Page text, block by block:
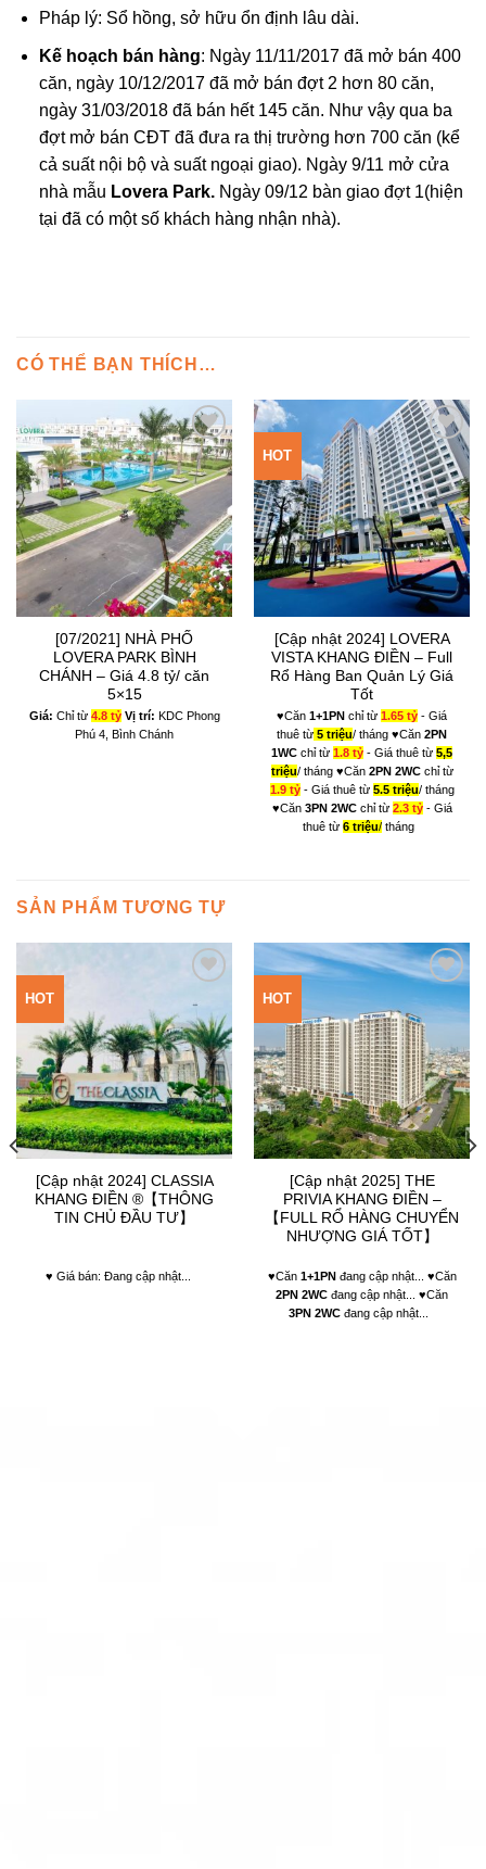
Pháp lý: Sổ hồng, sở hữu ổn định lâu dài.
Kế hoạch bán hàng: Ngày 11/11/2017 đã mở bán 400
căn, ngày 10/12/2017 đã mở bán đợt 2 hơn 80 căn,
ngày 31/03/2018 đã bán hết 145 căn. Như vậy qua ba
đợt mở bán CĐT đã đưa ra thị trường hơn 700 căn (kể
cả suất nội bộ và suất ngoại giao). Ngày 9/11 mở cửa
nhà mẫu Lovera Park. Ngày 09/12 bàn giao đợt 1(hiện
tại đã có một số khách hàng nhận nhà).
CÓ THỂ BẠN THÍCH…
Add to
Wishlist
[07/2021] NHÀ PHỐ
LOVERA PARK BÌNH
CHÁNH – Giá 4.8 tỷ/ căn
5×15
Giá: Chỉ từ 4.8 tỷ Vị trí: KDC Phong
Phú 4, Bình Chánh
HOT
Add to
Wishlist
[Cập nhật 2024] LOVERA
VISTA KHANG ĐIỀN – Full
Rổ Hàng Ban Quản Lý Giá
Tốt
♥Căn 1+1PN chỉ từ 1.65 tỷ - Giá
thuê từ 5 triệu/ tháng ♥Căn 2PN
1WC chỉ từ 1.8 tỷ - Giá thuê từ 5,5
triệu/ tháng ♥Căn 2PN 2WCchỉ từ
1.9 tỷ- Giá thuê từ 5.5 triệu/ tháng
♥Căn 3PN 2WCchỉ từ 2.3 tỷ- Giá
thuê từ 6 triệu/ tháng
SẢN PHẨM TƯƠNG TỰ
HOT
Wishlist
[Cập nhật 2024] CLASSIA
KHANG ĐIỀN ®【THÔNG
TIN CHỦ ĐẦU TƯ】
♥ Giá bán: Đang cập nhật...
HOT
Wishlist
[Cập nhật 2025] THE
PRIVIA KHANG ĐIỀN –
【FULL RỔ HÀNG CHUYỂN
NHƯỢNG GIÁ TỐT】
♥Căn 1+1PN đang cập nhật... ♥Căn
2PN 2WC đang cập nhật... ♥Căn
3PN 2WC đang cập nhật...